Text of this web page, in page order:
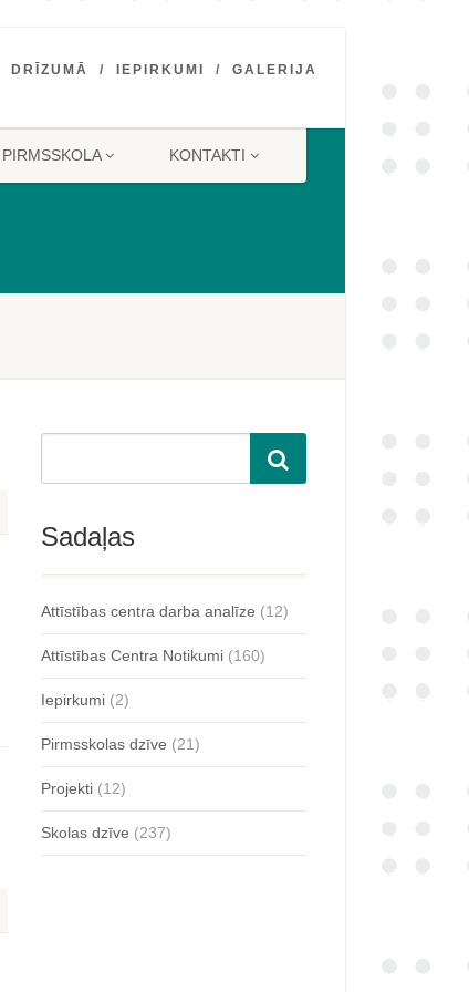
DRĪZUMĀ IEPIRKUMI GALERIJA
PIRMSSKOLA KONTAKTI
Sadaļas
Attīstības centra darba analīze (12)
Attīstības Centra Notikumi (160)
Iepirkumi (2)
Pirmsskolas dzīve (21)
Projekti (12)
Skolas dzīve (237)